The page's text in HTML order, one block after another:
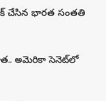
చేసిన భారత సంతతి
అమెరికా సెనెట్‌లో